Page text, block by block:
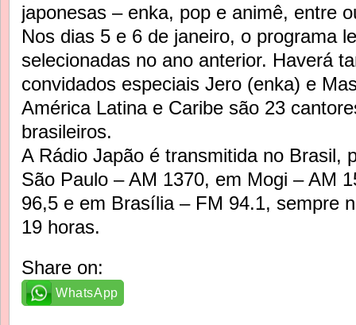
japonesas – enka, pop e animê, entre
Nos dias 5 e 6 de janeiro, o programa
selecionadas no ano anterior. Haverá
convidados especiais Jero (enka) e
América Latina e Caribe são 23
brasileiros.
A Rádio Japão é transmitida no Brasil,
São Paulo – AM 1370, em Mogi – AM
96,5 e em Brasília – FM 94.1, sempre
19 horas.
Share on:
WhatsApp